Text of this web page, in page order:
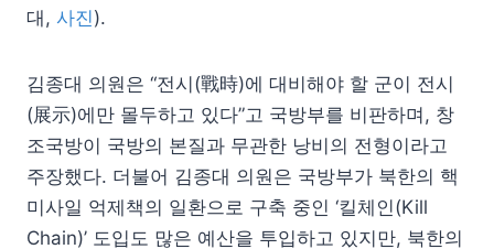
대, 사진).
김종대 의원은 “전시(戰時)에 대비해야 할 군이 전시
(展示)에만 몰두하고 있다”고 국방부를 비판하며, 창
조국방이 국방의 본질과 무관한 낭비의 전형이라고
주장했다. 더불어 김종대 의원은 국방부가 북한의 핵
미사일 억제책의 일환으로 구축 중인 ‘킬체인(Kill
Chain)’ 도입도 많은 예산을 투입하고 있지만, 북한의